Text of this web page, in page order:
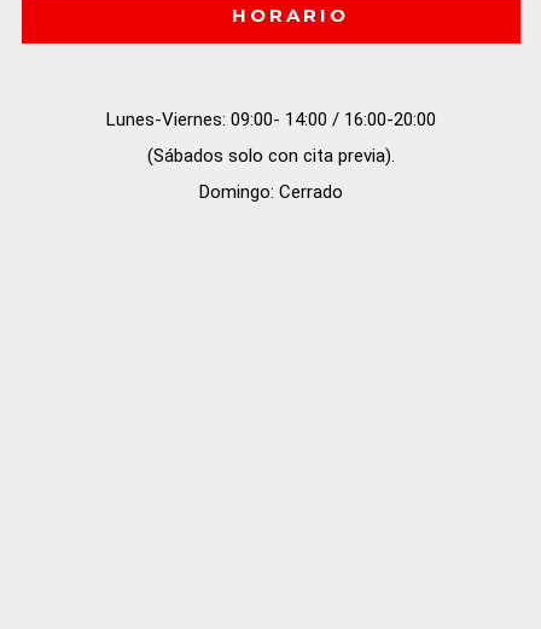
HORARIO
Lunes-Viernes: 09:00- 14:00 / 16:00-20:00
(Sábados solo con cita previa).
Domingo: Cerrado